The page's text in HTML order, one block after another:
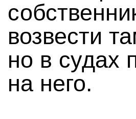
возвести
но в судах
на него.